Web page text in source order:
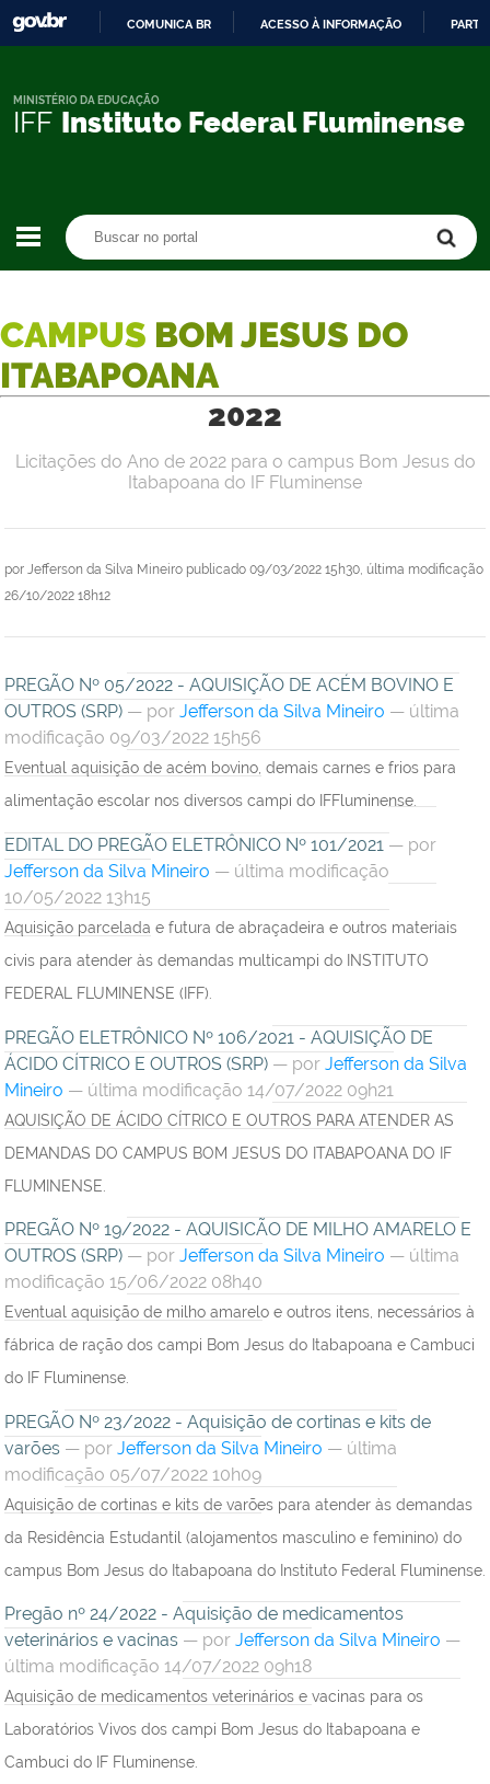
CONTEÚDO
COMUNICA BR ACESSO À INFORMAÇÃO
IFF Instituto Federal Fluminense
MINISTÉRIO DA EDUCAÇÃO
CAMPUS BOM JESUS DO
ITABAPOANA
2022
por Jefferson da Silva Mineiro publicado 09/03/2022 15h30, última modificação
26/10/2022 18h12
Licitações do Ano de 2022 para o campus Bom Jesus do
Itabapoana do IF Fluminense
PREGÃO Nº 05/2022 - AQUISIÇÃO DE ACÉM BOVINO E
OUTROS (SRP) — por Jefferson da Silva Mineiro — última
modificação 09/03/2022 15h56
Eventual aquisição de acém bovino, demais carnes e frios para
alimentação escolar nos diversos campi do IFFluminense.
EDITAL DO PREGÃO ELETRÔNICO Nº 101/2021 — por
Jefferson da Silva Mineiro — última modificação
10/05/2022 13h15
Aquisição parcelada e futura de abraçadeira e outros materiais
civis para atender às demandas multicampi do INSTITUTO
FEDERAL FLUMINENSE (IFF).
PREGÃO ELETRÔNICO Nº 106/2021 - AQUISIÇÃO DE
ÁCIDO CÍTRICO E OUTROS (SRP) — por Jefferson da Silva
Mineiro — última modificação 14/07/2022 09h21
AQUISIÇÃO DE ÁCIDO CÍTRICO E OUTROS PARA ATENDER AS
DEMANDAS DO CAMPUS BOM JESUS DO ITABAPOANA DO IF
FLUMINENSE.
PREGÃO Nº 19/2022 - AQUISICÃO DE MILHO AMARELO E
OUTROS (SRP) — por Jefferson da Silva Mineiro — última
modificação 15/06/2022 08h40
Eventual aquisição de milho amarelo e outros itens, necessários à
fábrica de ração dos campi Bom Jesus do Itabapoana e Cambuci
do IF Fluminense.
PREGÃO Nº 23/2022 - Aquisição de cortinas e kits de
varões — por Jefferson da Silva Mineiro — última
modificação 05/07/2022 10h09
Aquisição de cortinas e kits de varões para atender às demandas
da Residência Estudantil (alojamentos masculino e feminino) do
campus Bom Jesus do Itabapoana do Instituto Federal Fluminense.
Pregão nº 24/2022 - Aquisição de medicamentos
veterinários e vacinas — por Jefferson da Silva Mineiro —
última modificação 14/07/2022 09h18
Aquisição de medicamentos veterinários e vacinas para os
Laboratórios Vivos dos campi Bom Jesus do Itabapoana e
Cambuci do IF Fluminense.